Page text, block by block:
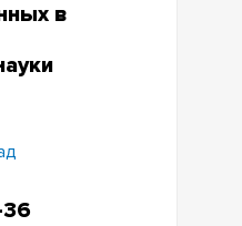
в
36